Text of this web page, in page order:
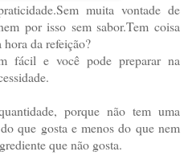
muita vontade de
por isso sem sabor.Tem coisa
da refeição?
fácil e você pode preparar na
porque não tem uma
que gosta e menos do que nem
que não gosta.